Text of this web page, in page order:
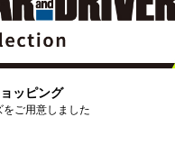
ッピング
をご用意しました